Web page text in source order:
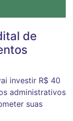
de
investir R$ 40
administrativos
suas